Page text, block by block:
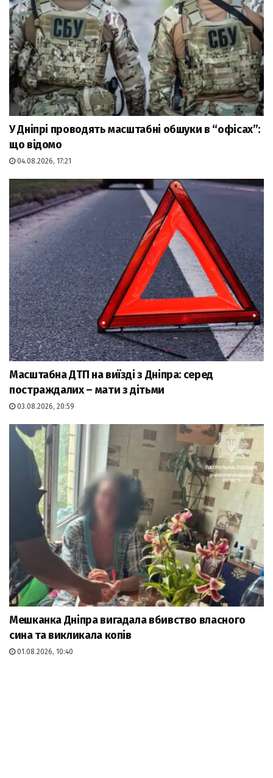
У Дніпрі проводять масштабні обшуки в “офісах”:
що відомо
04.08.2026, 17:21
Масштабна ДТП на виїзді з Дніпра: серед
постраждалих – мати з дітьми
03.08.2026, 20:59
Мешканка Дніпра вигадала вбивство власного
сина та викликала копів
01.08.2026, 10:40